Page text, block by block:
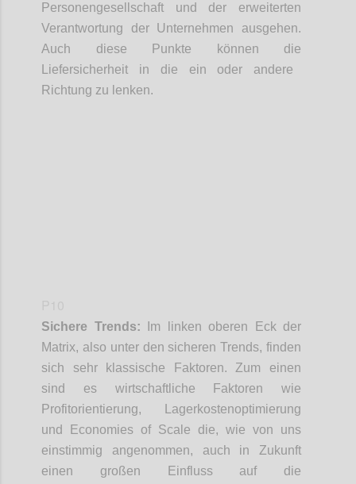
Personengesellschaft und der erweiterten
Verantwortung der Unternehmen ausgehen.
Auch diese Punkte können die
Liefersicherheit in die ein oder andere
Richtung zu lenken.
Sichere Trends: Im linken oberen Eck der
Matrix, also unter den sicheren Trends, finden
sich sehr klassische Faktoren. Zum einen
sind eswirtschaftliche Faktoren
wie
Profitorientierung, Lagerkostenoptimierung
und
Economies of Scale die, wie von uns
einstimmig angenommen, auch in Zukunft
einen großen Einfluss auf die